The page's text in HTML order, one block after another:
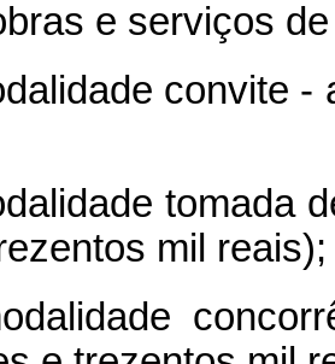
e serviços
convite -
tomada
mil reais);